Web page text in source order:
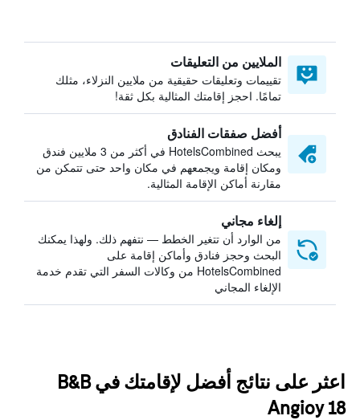
الملايين من التعليقات
تقييمات وتعليقات حقيقية من ملايين النزلاء، مثلك
تمامًا. احجز إقامتك المثالية بكل ثقة!
أفضل صفقات الفنادق
يبحث HotelsCombined في أكثر من 3 ملايين فندق
ومكان إقامة ويجمعهم في مكان واحد حتى تتمكن من
مقارنة أماكن الإقامة المثالية.
إلغاء مجاني
من الوارد أن تتغير الخطط — نتفهم ذلك. ولهذا يمكنك
البحث وحجز فنادق وأماكن إقامة على
HotelsCombined من وكالات السفر التي تقدم خدمة
الإلغاء المجاني
اعثر على نتائج أفضل لإقامتك في B&B
Angioy 18